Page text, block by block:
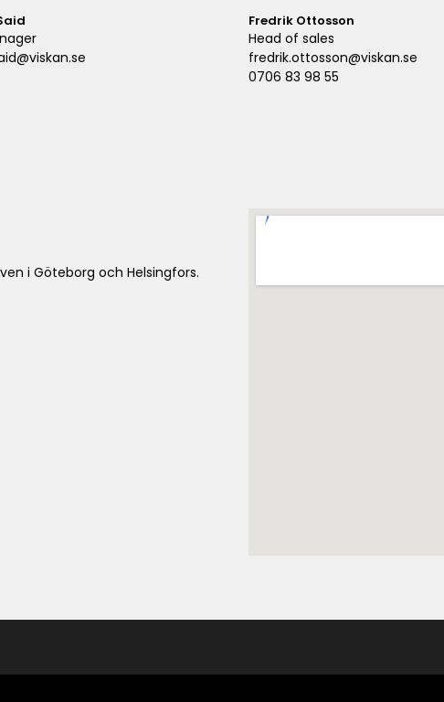
Fredrik Ottosson
Head of sales
fredrik.ottosson@viskan.se
0706 83 98 55
i Göteborg och Helsingfors.